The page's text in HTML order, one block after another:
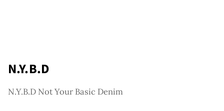
N.Y.B.D
N.Y.B.D Not Your Basic Denim